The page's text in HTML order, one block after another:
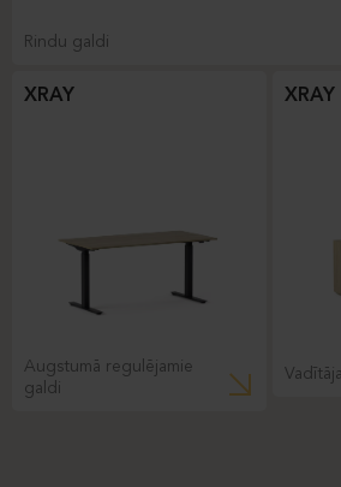
Rindu galdi
XRAY
Augstumā regulējamie
galdi
XRAY